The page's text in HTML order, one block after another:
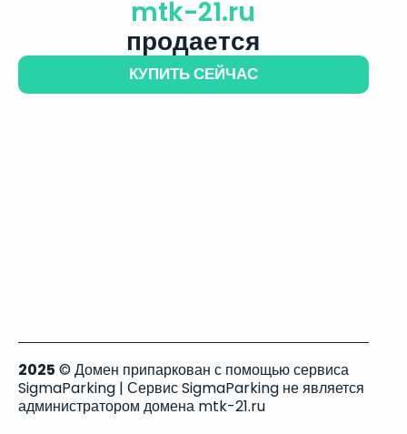
mtk-21.ru
продается
КУПИТЬ СЕЙЧАС
2025 © Домен припаркован с помощью сервиса
SigmaParking | Сервис SigmaParking не является
администратором домена mtk-21.ru